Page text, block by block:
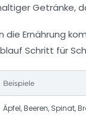
Getränke,
Ernährung
Schritt für
Beispiele
Äpfel, Beeren, Spinat,